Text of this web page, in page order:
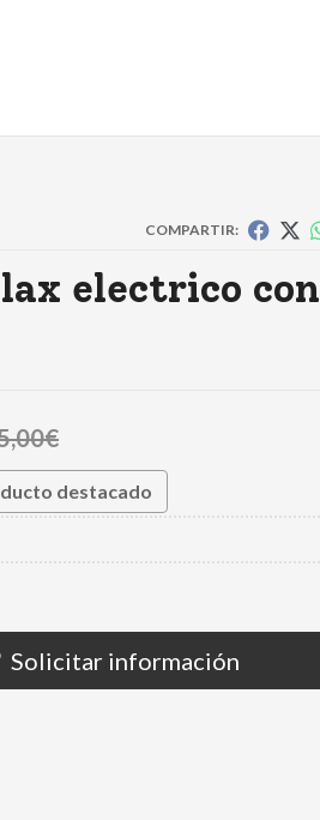
COMPARTIR:
electrico con
€
destacado
Solicitar información